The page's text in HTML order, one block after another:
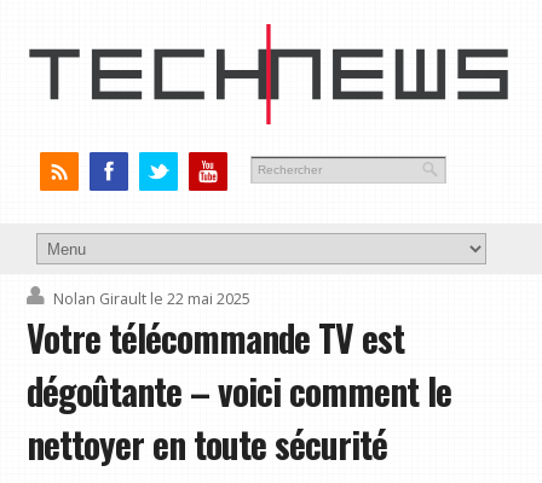
Nolan Girault le 22 mai 2025
Votre télécommande TV est
dégoûtante – voici comment le
nettoyer en toute sécurité